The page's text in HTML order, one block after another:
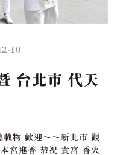
10
台北市 代天
載物 歡迎～～新北市 觀
宮進香 恭祝 貴宮 香火